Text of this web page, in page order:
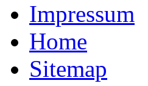
Impressum
Home
Sitemap